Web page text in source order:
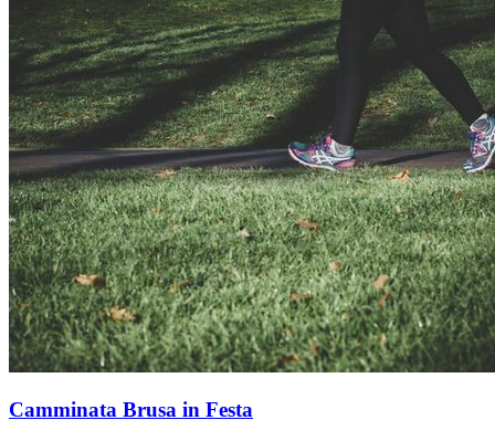
Camminata Brusa in Festa